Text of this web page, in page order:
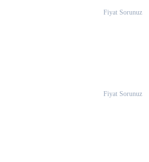
Fiyat Sorunuz
Fiyat Sorunuz